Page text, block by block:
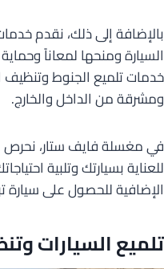
بالإضافة إلى ذلك، نقدم
السيارة ومنحها لمعاناً
خدمات تلميع الجنوط
ومشرقة من الداخل والخارج.
في مغسلة فايف ستار،
للعناية بسيارتك وتلبية
الإضافية للحصول على سيارة
تلميع السيارات